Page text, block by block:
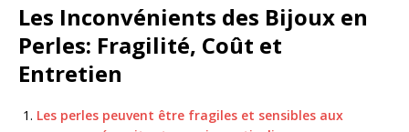
Les Inconvénients des Bijoux en
Perles: Fragilité, Coût et
Entretien
Les perles peuvent être fragiles et sensibles aux